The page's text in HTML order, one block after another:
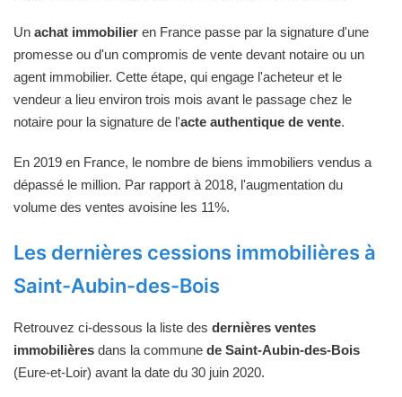
Un achat immobilier en France passe par la signature d'une
promesse ou d'un compromis de vente devant notaire ou un
agent immobilier. Cette étape, qui engage l'acheteur et le
vendeur a lieu environ trois mois avant le passage chez le
notaire pour la signature de l'acte authentique de vente.
En 2019 en France, le nombre de biens immobiliers vendus a
dépassé le million. Par rapport à 2018, l'augmentation du
volume des ventes avoisine les 11%.
Les dernières cessions immobilières à
Saint-Aubin-des-Bois
Retrouvez ci-dessous la liste des dernières ventes
immobilières dans la commune de Saint-Aubin-des-Bois
(Eure-et-Loir) avant la date du 30 juin 2020.